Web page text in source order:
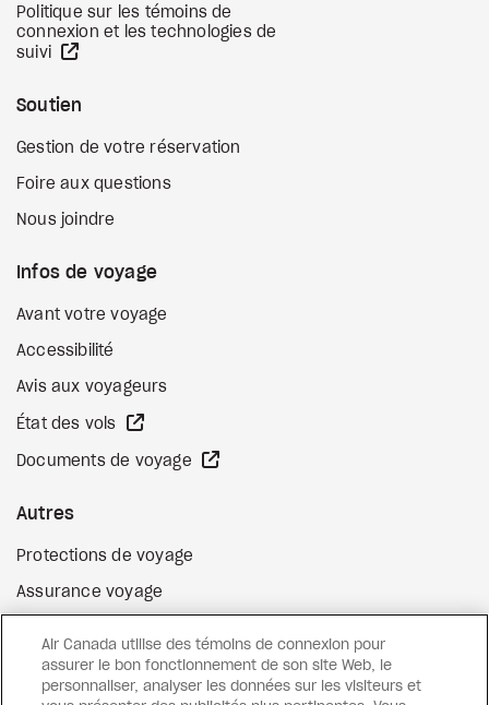
Politique sur les témoins de
connexion et les technologies de
suivi
Soutien
Gestion de votre réservation
Foire aux questions
Nous joindre
Infos de voyage
Avant votre voyage
Accessibilité
Avis aux voyageurs
État des vols
Documents de voyage
Autres
Protections de voyage
Assurance voyage
Surclassement de vol
Cartes-cadeaux Site Web externe
Air Canada utilise des témoins de connexion pour
assurer le bon fonctionnement de son site Web, le
personnaliser, analyser les données sur les visiteurs et